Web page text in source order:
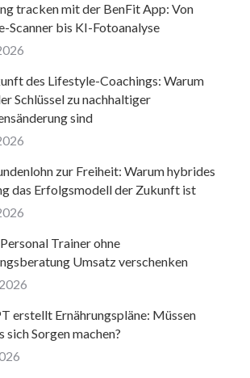
tracken mit der BenFit App: Von
Scanner bis KI-Fotoanalyse
des Lifestyle-Coachings: Warum
Schlüssel zu nachhaltiger
sind
zur Freiheit: Warum hybrides
das Erfolgsmodell der Zukunft ist
Trainer ohne
Umsatz verschenken
erstellt Ernährungspläne: Müssen
sich Sorgen machen?